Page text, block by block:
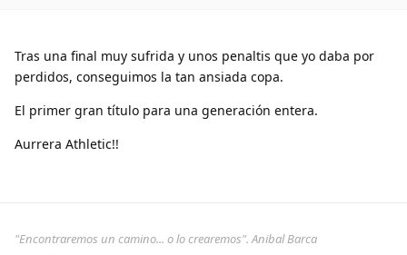
Tras una final muy sufrida y unos penaltis que yo daba por
perdidos, conseguimos la tan ansiada copa.
El primer gran título para una generación entera.
Aurrera Athletic!!
"Encontraremos un camino... o lo crearemos". Anibal Barca